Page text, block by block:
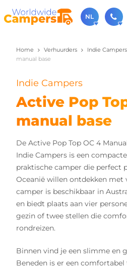
NL
030-6974964
Bel ons gerust (beschikbaar ma
Je kunt ons natuurlijk ook altijd
Home Verhuurders Indie Campers
manual base
Indie Campers
Active Pop
manual base
De Active Pop Top OC 4
Indie Campers is een
praktische camper die perfect
Oceanië willen ontdekken met
camper is beschikbaar in
en biedt plaats aan vier
gezin of twee stellen die
rondreizen.
Binnen vind je een slimme en
Beneden is er een